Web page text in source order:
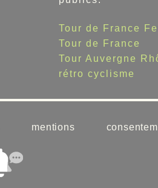
Tour de France
Tour de France
Tour Auvergne
rétro cyclisme
mentions